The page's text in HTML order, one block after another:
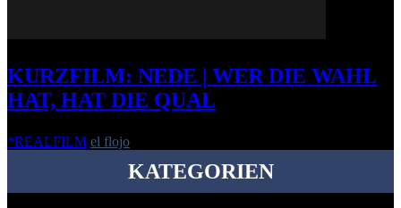
KURZFILM: NEDE | WER DIE WAHL
HAT, HAT DIE QUAL
*REALFILM el flojo
KATEGORIEN